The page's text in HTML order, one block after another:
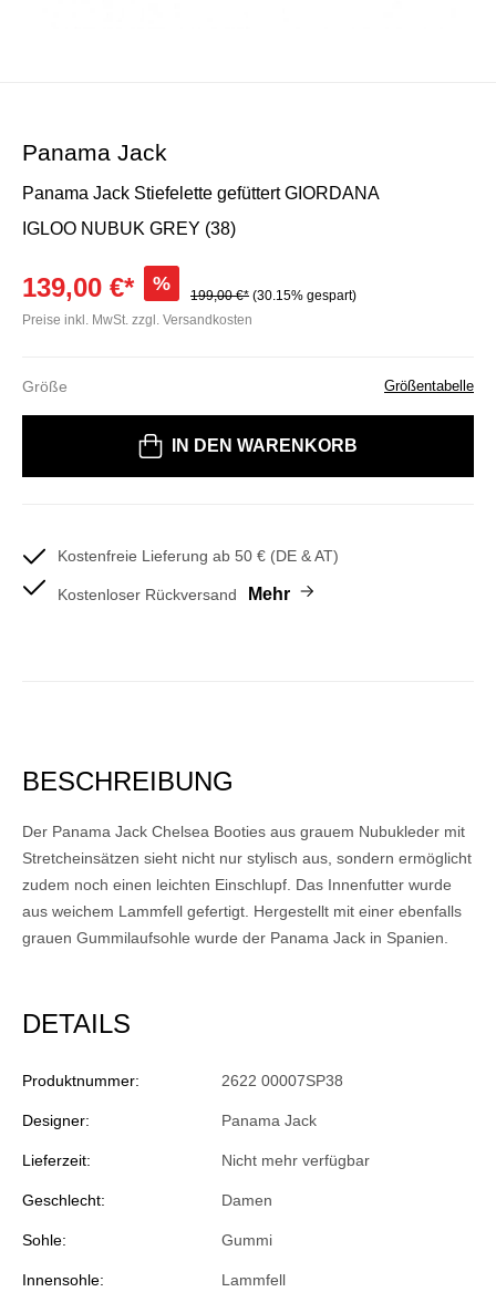
Panama Jack
Panama Jack Stiefelette gefüttert GIORDANA
IGLOO NUBUK GREY (38)
139,00 €* %
199,00 €* (30.15% gespart)
Preise inkl. MwSt. zzgl. Versandkosten
Größe Größentabelle
IN DEN WARENKORB
Kostenfreie Lieferung ab 50 € (DE & AT)
Kostenloser Rückversand Mehr
BESCHREIBUNG
Der Panama Jack Chelsea Booties aus grauem Nubukleder mit
Stretcheinsätzen sieht nicht nur stylisch aus, sondern ermöglicht
zudem noch einen leichten Einschlupf. Das Innenfutter wurde
aus weichem Lammfell gefertigt. Hergestellt mit einer ebenfalls
grauen Gummilaufsohle wurde der Panama Jack in Spanien.
DETAILS
Produktnummer: 2622 00007SP38
Designer: Panama Jack
Lieferzeit: Nicht mehr verfügbar
Geschlecht: Damen
Sohle: Gummi
Innensohle: Lammfell